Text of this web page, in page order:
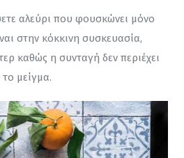
αλεύρι που φουσκώνει μόνο
στην κόκκινη συσκευασία,
καθώς η συνταγή δεν περιέχει
μείγμα.